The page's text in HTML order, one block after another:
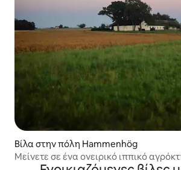
Βίλα στην πόλη Hammenhög
Μείνετε σε ένα ονειρικό ιππικό